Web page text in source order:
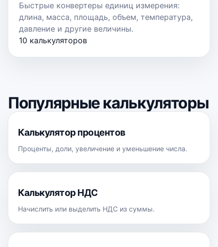
Быстрые конвертеры единиц измерения:
длина, масса, площадь, объем, температура,
давление и другие величины.
10 калькуляторов
Популярные калькуляторы
Калькулятор процентов
Проценты, доли, увеличение и уменьшение числа.
Калькулятор НДС
Начислить или выделить НДС из суммы.